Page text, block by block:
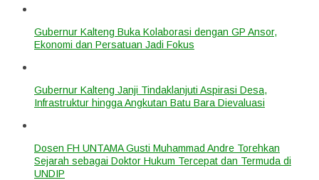
Gubernur Kalteng Buka Kolaborasi dengan GP Ansor,
Ekonomi dan Persatuan Jadi Fokus
Gubernur Kalteng Janji Tindaklanjuti Aspirasi Desa,
Infrastruktur hingga Angkutan Batu Bara Dievaluasi
Dosen FH UNTAMA Gusti Muhammad Andre Torehkan
Sejarah sebagai Doktor Hukum Tercepat dan Termuda di
UNDIP